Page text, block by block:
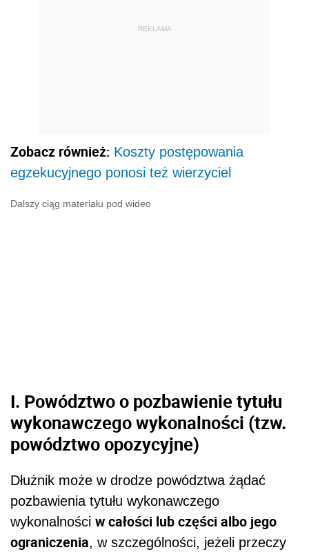
REKLAMA
Zobacz również: Koszty postępowania
egzekucyjnego ponosi też wierzyciel
Dalszy ciąg materiału pod wideo
I. Powództwo o pozbawienie tytułu
wykonawczego wykonalności (tzw.
powództwo opozycyjne)
Dłużnik może w drodze powództwa żądać
pozbawienia tytułu wykonawczego
wykonalności w całości lub części albo jego
ograniczenia, w szczególności, jeżeli przeczy